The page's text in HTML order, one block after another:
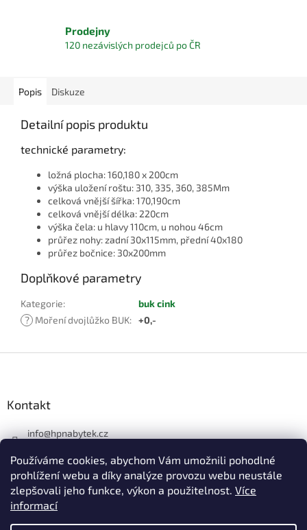
Používáme cookies, abychom Vám umožnili pohodlné
prohlížení webu a díky analýze provozu webu neustále
zlepšovali jeho funkce, výkon a použitelnost. Více
informací
Prodejny
120 nezávislých prodejců po ČR
Popis Diskuze
Detailní popis produktu
technické parametry:
ložná plocha: 160,180 x 200cm
výška uložení roštu: 310, 335, 360, 385Mm
celková vnější šířka: 170,190cm
celková vnější délka: 220cm
výška čela: u hlavy 110cm, u nohou 46cm
průřez nohy: zadní 30x115mm, přední 40x180
průřez bočnice: 30x200mm
Doplňkové parametry
Kategorie:
buk cink
? Moření dvojlůžko BUK: +0,-
í
Kontakt
info@hpnabytek.cz
HP masiv nábytek
hpmasivnabytek